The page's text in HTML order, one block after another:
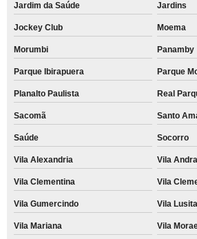
comprar placa informativa para comércio Faria
orçar placa informativa farmácia Vila Mascote
orçar placas informativas para restaurantes
placa informativa empresas Saúde
comprar placas informativas para condomínio
comprar placa informativa para banheiro Zona Sul
placa informativa para banheiro Vila Alexandria
Jardim da Saúde Jardins
Jockey Club Moema
Morumbi Panamby
Parque Ibirapuera Parque
Planalto Paulista Real
Sacomã Santo
Saúde Socorro
Vila Alexandria Vila
Vila Clementina Vila
Vila Gumercindo Vila
Vila Mariana Vila